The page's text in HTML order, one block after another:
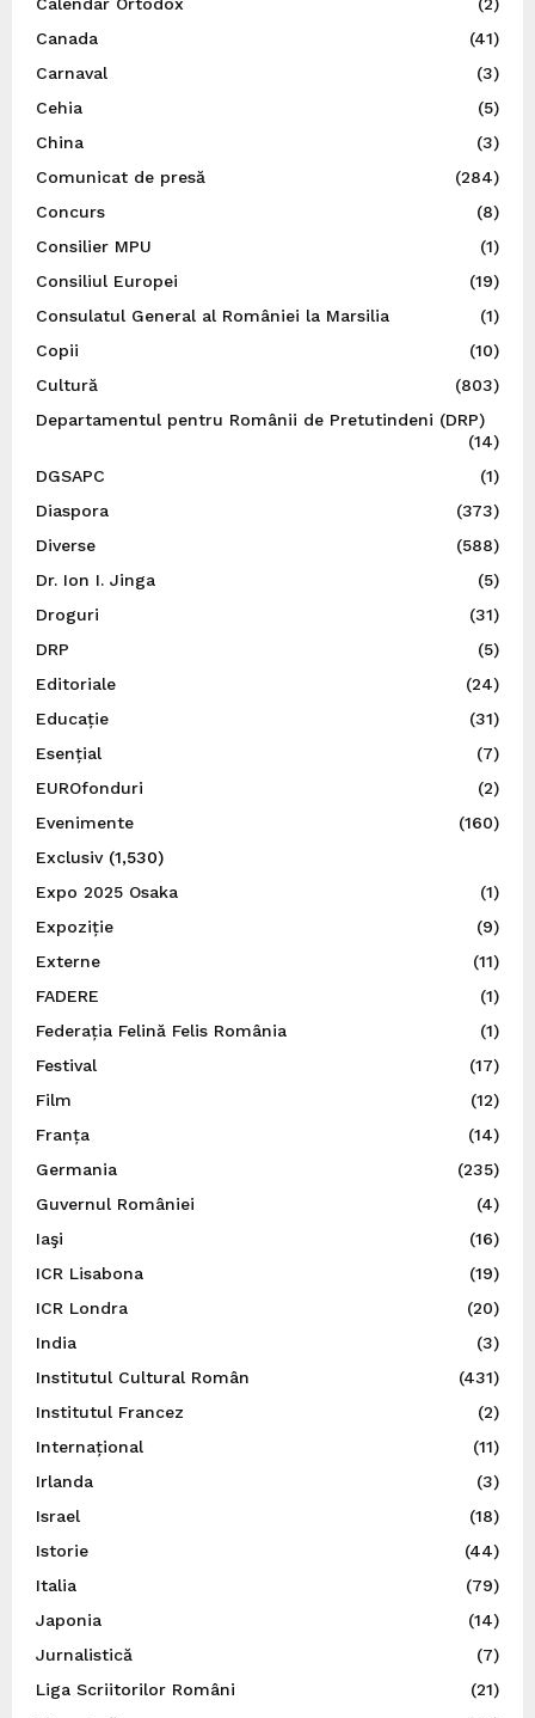
Canada
(41)
Carnaval
(3)
Cehia
(5)
China
(3)
Comunicat de presă
(284)
Concurs
(8)
Consilier MPU
(1)
Consiliul Europei
(19)
Consulatul General al României la Marsilia
(1)
Copii
(10)
Cultură
(803)
Departamentul pentru Românii de Pretutindeni (DRP)
(14)
DGSAPC
(1)
Diaspora
(373)
Diverse
(588)
Dr. Ion I. Jinga
(5)
Droguri
(31)
DRP
(5)
Editoriale
(24)
Educație
(31)
Esențial
(7)
EUROfonduri
(2)
Evenimente
(160)
Exclusiv(1,530)
Expo 2025 Osaka
(1)
Expoziție
(9)
Externe
(11)
FADERE
(1)
Federația Felină Felis România
(1)
Festival
(17)
Film
(12)
Franța
(14)
Germania
(235)
Guvernul României
(4)
Iaşi
(16)
ICR Lisabona
(19)
ICR Londra
(20)
India
(3)
Institutul Cultural Român
(431)
Institutul Francez
(2)
Internațional
(11)
Irlanda
(3)
Israel
(18)
Istorie
(44)
Italia
(79)
Japonia
(14)
Jurnalistică
(7)
Liga Scriitorilor Români
(21)